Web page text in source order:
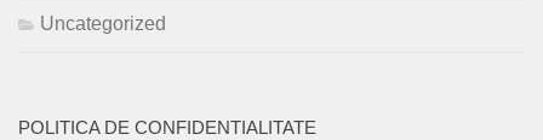
Uncategorized
POLITICA DE CONFIDENTIALITATE